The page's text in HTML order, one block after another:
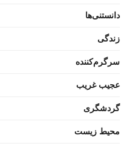
دانستنی‌ها
زندگی
سرگرم‌کننده
عجیب غریب
گردشگری
محیط زیست